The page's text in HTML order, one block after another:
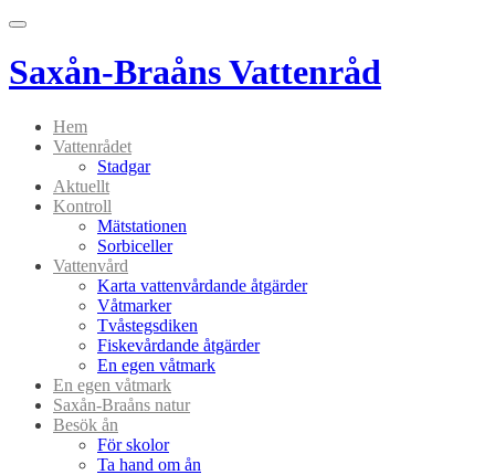
Menu
Saxån-Braåns Vattenråd
Hem
Vattenrådet
Stadgar
Aktuellt
Kontroll
Mätstationen
Sorbiceller
Vattenvård
Karta vattenvårdande åtgärder
Våtmarker
Tvåstegsdiken
Fiskevårdande åtgärder
En egen våtmark
En egen våtmark
Saxån-Braåns natur
Besök ån
För skolor
Ta hand om ån